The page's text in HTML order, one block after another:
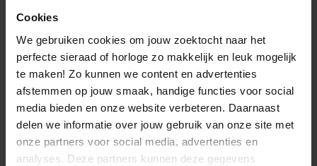
Cookies
We gebruiken cookies om jouw zoektocht naar het
perfecte sieraad of horloge zo makkelijk en leuk mogelijk
te maken! Zo kunnen we content en advertenties
afstemmen op jouw smaak, handige functies voor social
media bieden en onze website verbeteren. Daarnaast
delen we informatie over jouw gebruik van onze site met
onze partners voor social media, advertenties en
analyses. Deze partners kunnen deze gegevens
jouw Nomination sieraden op een werkdag voor
16:30 uur, dan worden deze dezelfde dag al
verzonden, ook levering op zaterdag. De
verzending is gratis vanaf €49,- per bestelling.
Specificaties